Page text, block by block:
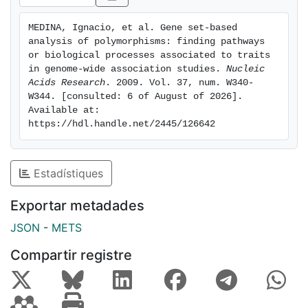
MEDINA, Ignacio, et al. Gene set-based
analysis of polymorphisms: finding pathways
or biological processes associated to traits
in genome-wide association studies. Nucleic
Acids Research . 2009. Vol. 37, num. W340-
W344. [consulted: 6 of August of 2026].
Available at:
https://hdl.handle.net/2445/126642
Estadístiques
Exportar metadades
JSON - METS
Compartir registre